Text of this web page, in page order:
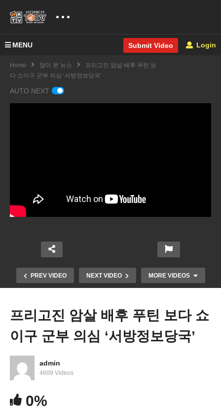
MENU Submit Video Login
Home 많이 본 뉴스
프리고진 암살 배후 푸틴 보
다 쇼이구 군부 의심 ‘서방정보당국’
AUTO NEXT
PREV VIDEO NEXT VIDEO MORE VIDEOS
소, 수억 달러 회수시작
프리고진 암살 배후 푸틴 보다 쇼
이구 군부 의심 ‘서방정보당국’
admin
4609 Videos
0%